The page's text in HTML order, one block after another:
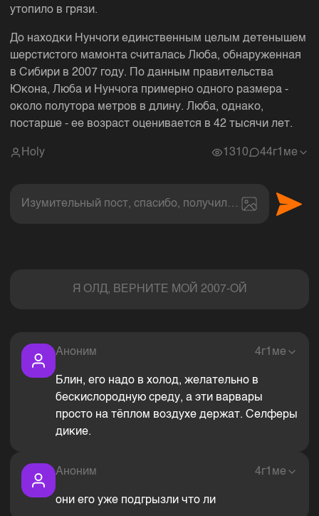
утопило в грязи.
До находки Нунчоги единственным целым детенышем
шерстистого мамонта считалась Люба, обнаруженная
в Сибири в 2007 году. По данным правительства
Юкона, Люба и Нунчога примерно одного размера -
около полутора метров в длину. Люба, однако,
постарше - ее возраст оценивается в 42 тысячи лет.
Holy 1310 44г1ме
Изумительный пост, спасибо, получил величайшее
Я ОЛД, ВЕРНИТЕ МОЙ 2007-ОЙ
Аноним 4г1ме
Блин, его надо в холод, желательно в
бескислородную среду, а эти варвары
просто на тёплом воздухе держат. Селферы
дикие.
Аноним 4г1ме
они его уже подгрызли что ли